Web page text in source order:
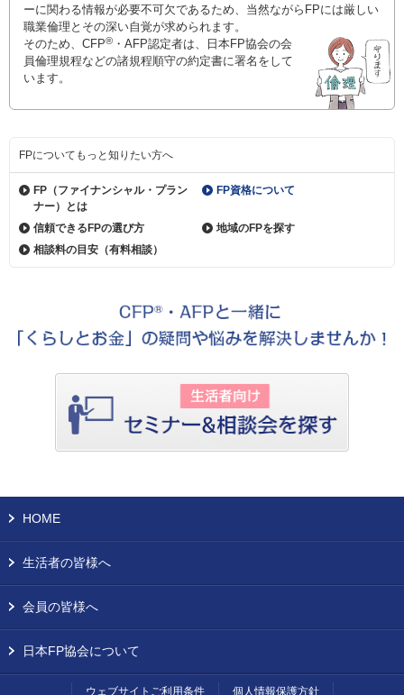
ーに関わる情報が必要不可欠であるため、当然ながらFPには厳しい
職業倫理とその深い自覚が求められます。
そのため、CFP® ・AFP認定者は、日本FP協会の会
員倫理規程などの諸規程順守の約定書に署名をして
います。
FPについてもっと知りたい方へ
FP（ファイナンシャル・ プラン
ナー）とは
FP資格について
信頼できるFPの選び方
地域のFPを探す
相談料の目安（有料相談）
HOME
生活者の皆様へ
会員の皆様へ
日本FP協会について
ウェブサイトご利用条件 個人情報保護方針